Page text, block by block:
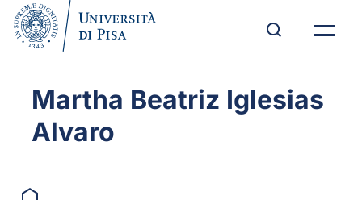
Martha Beatriz Iglesias
Alvaro